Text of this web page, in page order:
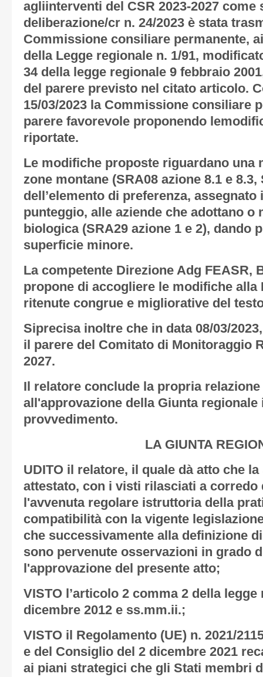
agliinterventi del CSR 2023-2027
deliberazione/cr n. 24/2023 è stata
Commissione consiliare permanente,
della Legge regionale n. 1/91,
34 della legge regionale 9 febbraio
del parere previsto nel citato articolo.
15/03/2023 la Commissione consiliare
parere favorevole proponendo
riportate.
Le modifiche proposte riguardano una
zone montane (SRA08 azione 8.1 e
dell’elemento di preferenza,
punteggio, alle aziende che adottano o
biologica (SRA29 azione 1 e 2), dando
superficie minore.
La competente Direzione Adg FEASR,
propone di accogliere le modifiche alla
ritenute congrue e migliorative del
Siprecisa inoltre che in data 08/03/
il parere del Comitato di Monitoraggio
2027.
Il relatore conclude la propria
all'approvazione della Giunta regionale
provvedimento.
LA GIUNTA
UDITO il relatore, il quale dà atto che
attestato, con i visti rilasciati a corredo
l'avvenuta regolare istruttoria della
compatibilità con la vigente
che successivamente alla definizione
sono pervenute osservazioni in grado
l'approvazione del presente atto;
VISTO l’articolo 2 comma 2 della legge
dicembre 2012 e ss.mm.ii.;
VISTO il Regolamento (UE) n. 2021/
e del Consiglio del 2 dicembre 2021
ai piani strategici che gli Stati membri